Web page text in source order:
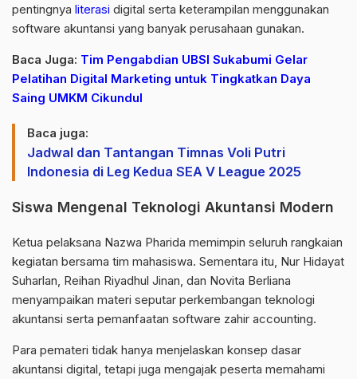
pentingnya literasi digital serta keterampilan menggunakan
software akuntansi yang banyak perusahaan gunakan.
Baca Juga: Tim Pengabdian UBSI Sukabumi Gelar
Pelatihan Digital Marketing untuk Tingkatkan Daya
Saing UMKM Cikundul
Baca juga:
Jadwal dan Tantangan Timnas Voli Putri
Indonesia di Leg Kedua SEA V League 2025
Siswa Mengenal Teknologi Akuntansi Modern
Ketua pelaksana Nazwa Pharida memimpin seluruh rangkaian
kegiatan bersama tim mahasiswa. Sementara itu, Nur Hidayat
Suharlan, Reihan Riyadhul Jinan, dan Novita Berliana
menyampaikan materi seputar perkembangan teknologi
akuntansi serta pemanfaatan software zahir accounting.
Para pemateri tidak hanya menjelaskan konsep dasar
akuntansi digital, tetapi juga mengajak peserta memahami